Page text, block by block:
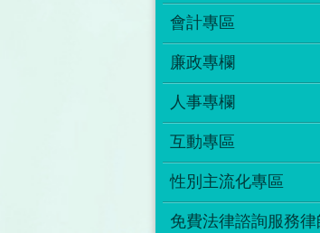
會計專區
廉政專欄
人事專欄
互動專區
性別主流化專區
免費法律諮詢服務律